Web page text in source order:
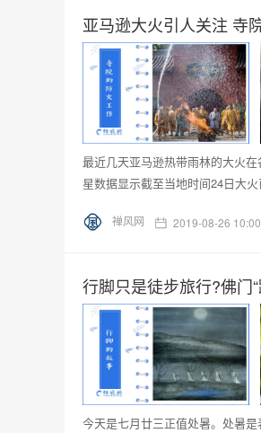
亚马逊大火引人关注 寺
最近几天亚马逊热带雨林的大火
星数据显示截至当地时间24日大
禅风网 2019-08-26
行脚只是徒步旅行?佛门
今天是七月廿三正值处暑。处暑